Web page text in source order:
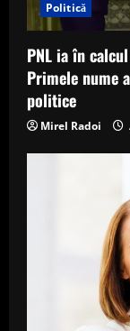
Politică
PNL ia în
Primele nume
politice
Mirel Radoi